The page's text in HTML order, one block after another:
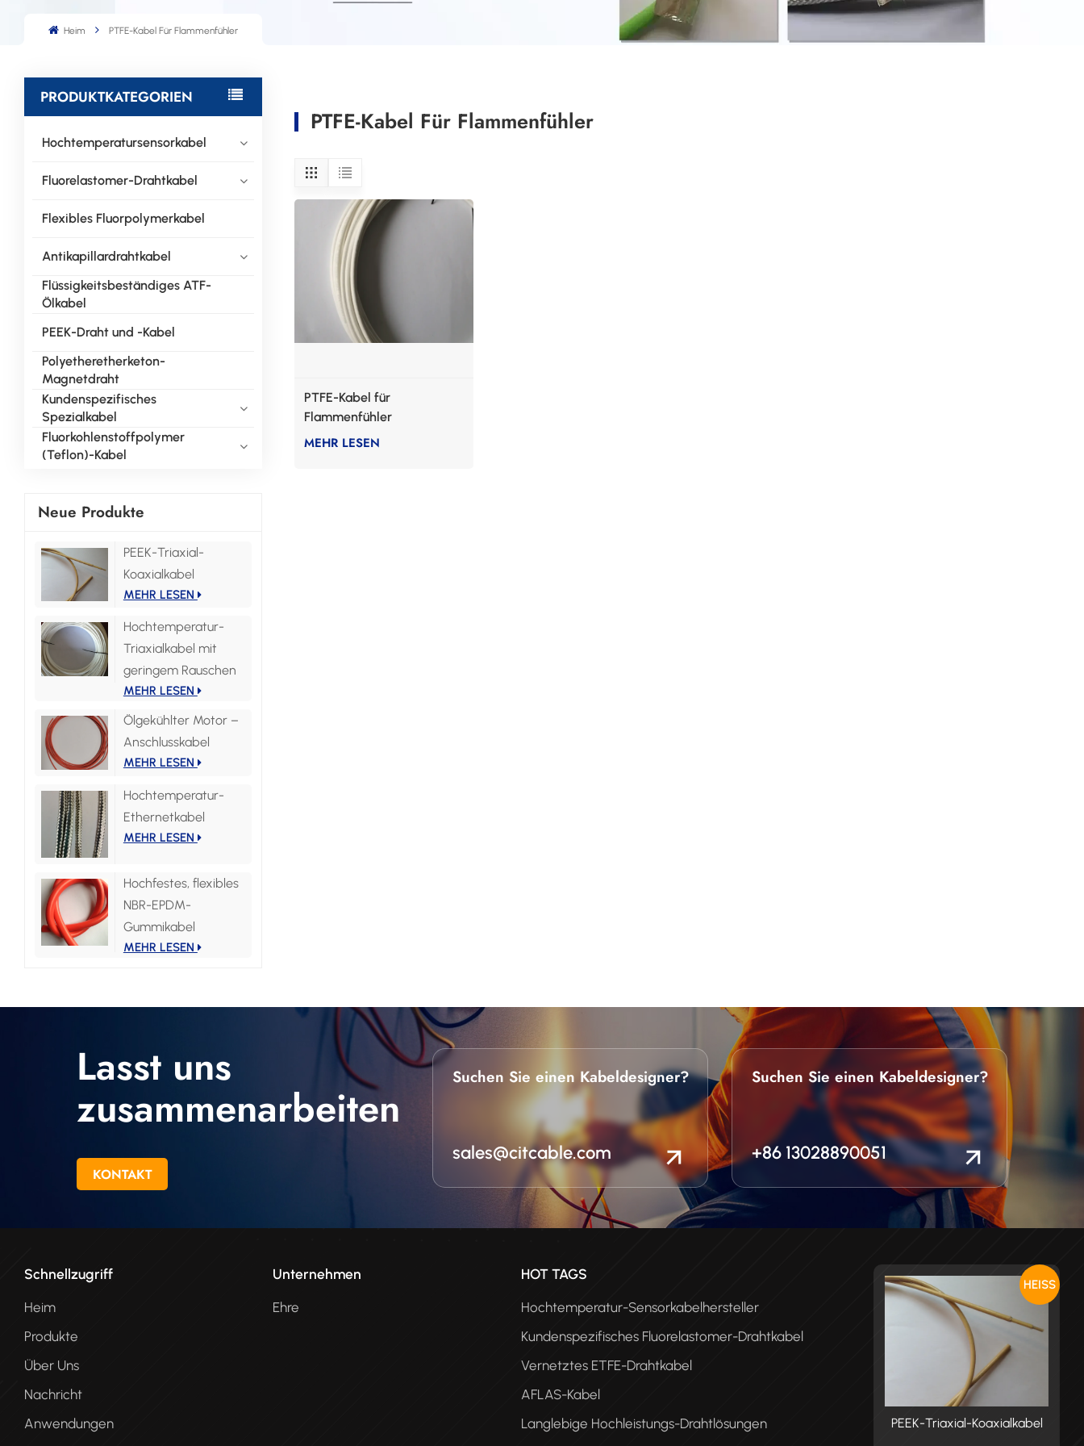
Heim PTFE-Kabel Für Flammenfühler
PRODUKTKATEGORIEN
Hochtemperatursensorkabel
Fluorelastomer-Drahtkabel
Flexibles Fluorpolymerkabel
Antikapillardrahtkabel
Flüssigkeitsbeständiges ATF-
Ölkabel
PEEK-Draht und -Kabel
Polyetheretherketon-
Magnetdraht
Kundenspezifisches
Spezialkabel
Fluorkohlenstoffpolymer
(Teflon)-Kabel
Neue Produkte
PEEK-Triaxial-
Koaxialkabel
MEHR LESEN
Hochtemperatur-
Triaxialkabel mit
geringem Rauschen
MEHR LESEN
Ölgekühlter Motor –
Anschlusskabel
MEHR LESEN
Hochtemperatur-
Ethernetkabel
MEHR LESEN
Hochfestes, flexibles
NBR-EPDM-
Gummikabel
MEHR LESEN
PTFE-Kabel Für Flammenfühler
PTFE-Kabel für
Flammenfühler
MEHR LESEN
Lasst uns
zusammenarbeiten
KONTAKT
Suchen Sie einen Kabeldesigner?
sales@citcable.com
Suchen Sie einen Kabeldesigner?
+86 13028890051
Schnellzugriff
Heim
Produkte
Über Uns
Nachricht
Anwendungen
Unternehmen
Ehre
HOT TAGS
Hochtemperatur-Sensorkabelhersteller
Kundenspezifisches Fluorelastomer-Drahtkabel
Vernetztes ETFE-Drahtkabel
AFLAS-Kabel
Langlebige Hochleistungs-Drahtlösungen
HEISS
PEEK-Triaxial-Koaxialkabel PEEK-Triaxial-Koaxialkabel